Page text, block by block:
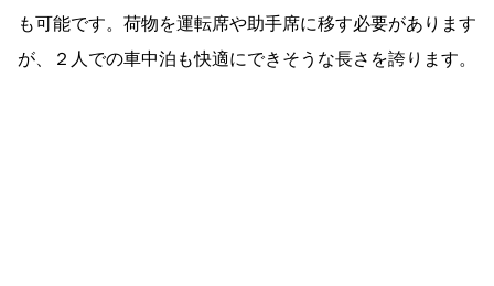
も可能です。荷物を運転席や助手席に移す必要があります
が、２人での車中泊も快適にできそうな長さを誇ります。